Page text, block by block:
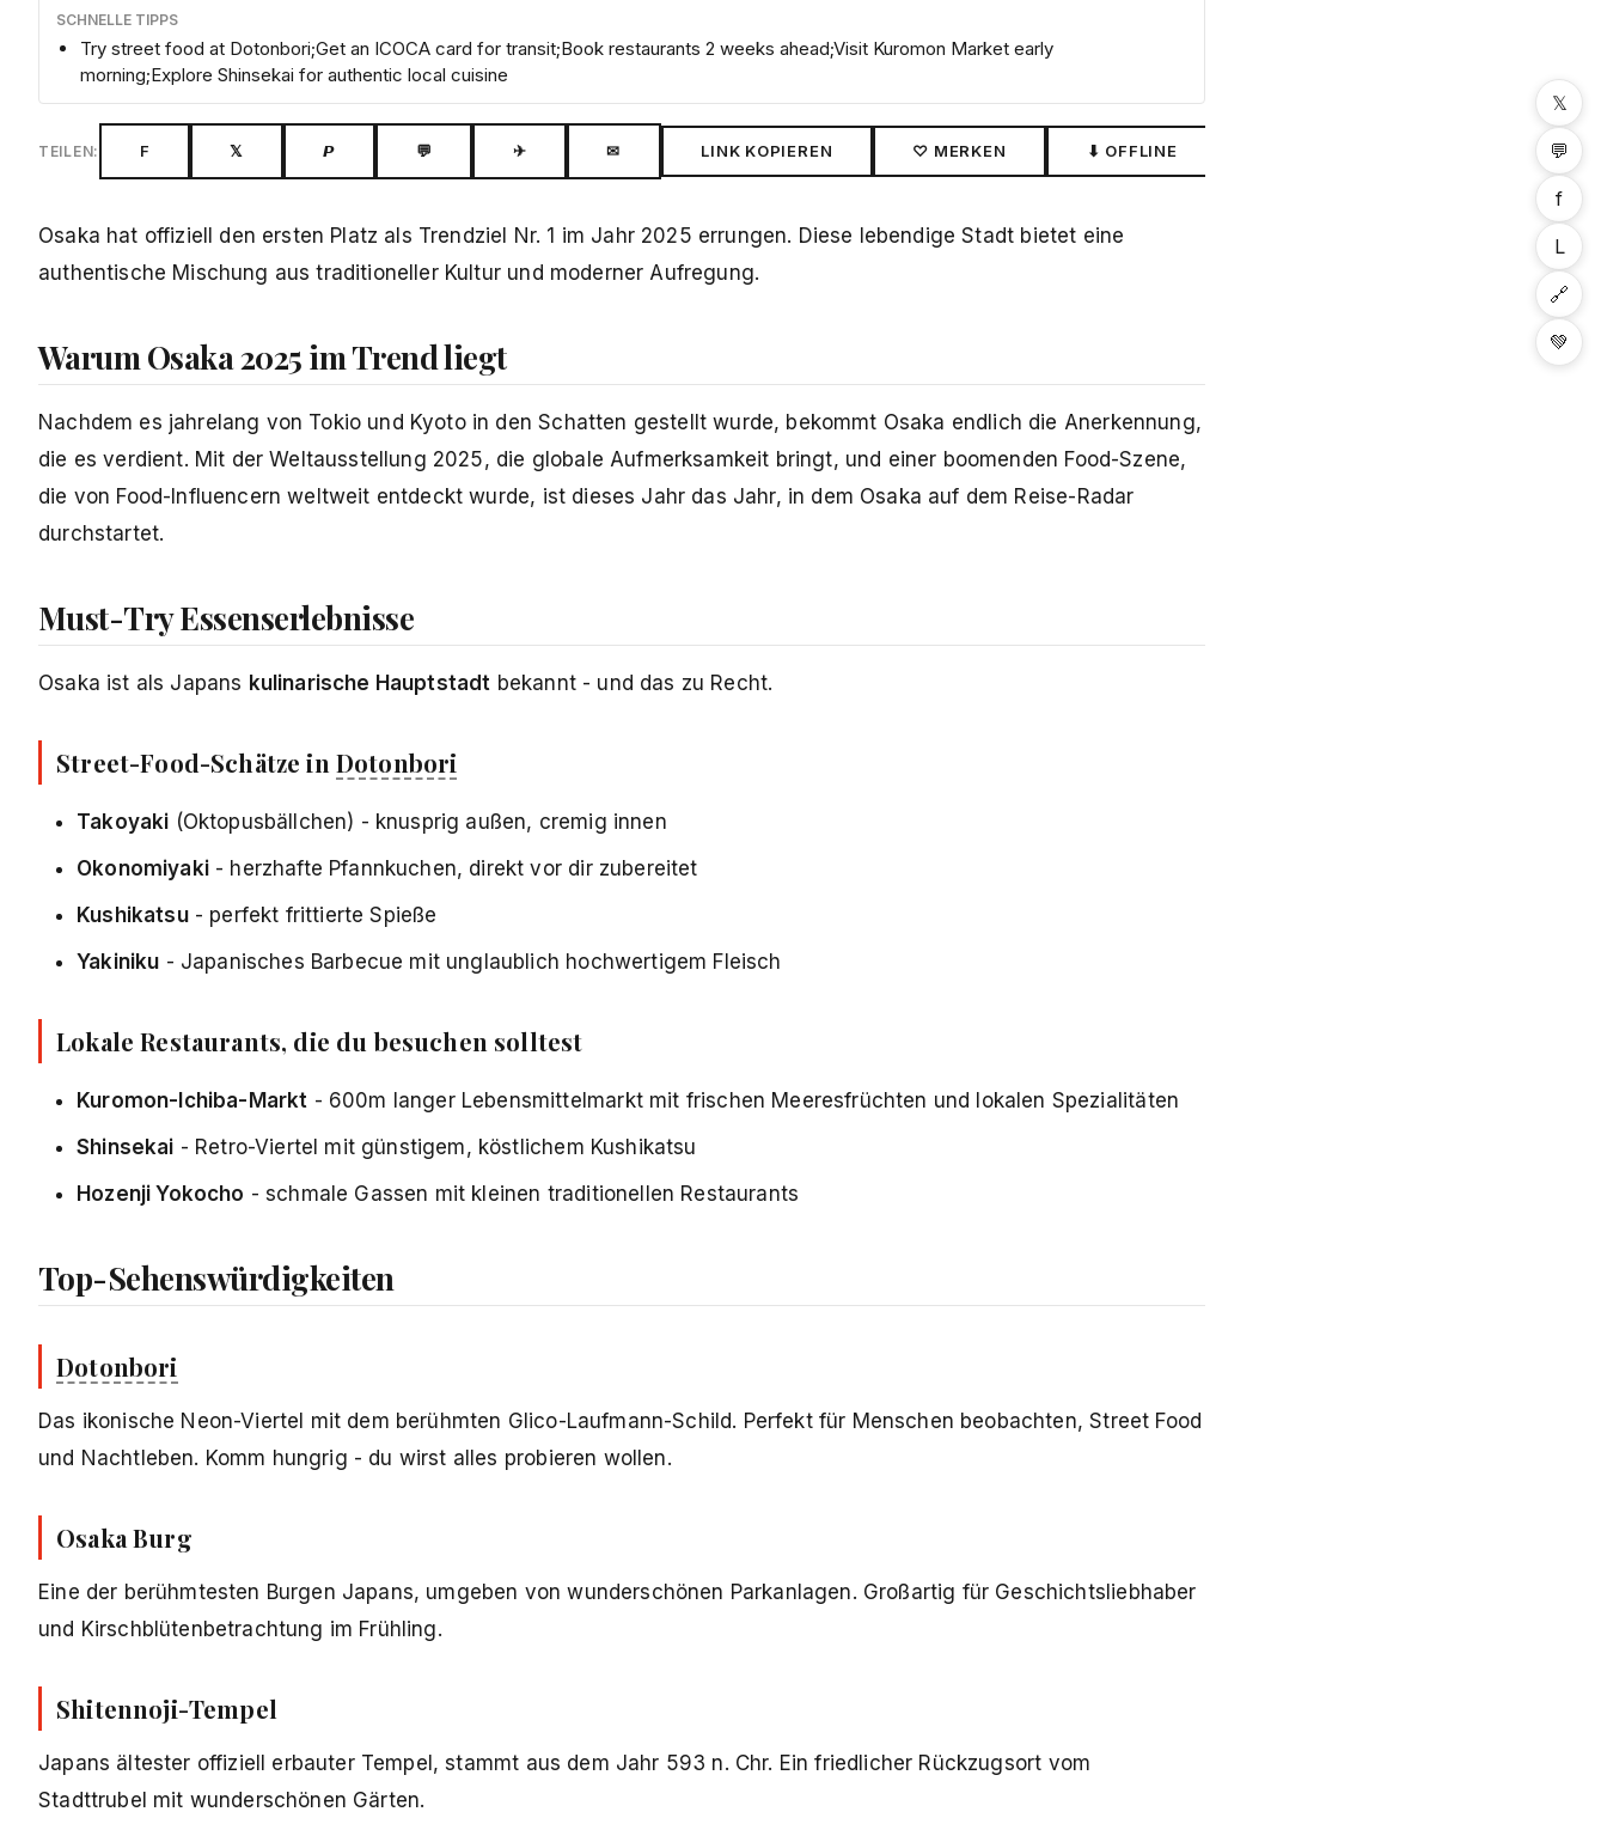
SCHNELLE TIPPS
Try street food at Dotonbori;Get an ICOCA card for transit;Book restaurants 2 weeks ahead;Visit Kuromon Market early
morning;Explore Shinsekai for authentic local cuisine
TEILEN: F 𝕏 𝙋 💬 ✈ ✉ LINK KOPIEREN ♡ MERKEN ⬇ OFFLINE
Osaka hat offiziell den ersten Platz als Trendziel Nr. 1 im Jahr 2025 errungen. Diese lebendige Stadt bietet eine
authentische Mischung aus traditioneller Kultur und moderner Aufregung.
Warum Osaka 2025 im Trend liegt
Nachdem es jahrelang von Tokio und Kyoto in den Schatten gestellt wurde, bekommt Osaka endlich die Anerkennung,
die es verdient. Mit der Weltausstellung 2025, die globale Aufmerksamkeit bringt, und einer boomenden Food-Szene,
die von Food-Influencern weltweit entdeckt wurde, ist dieses Jahr das Jahr, in dem Osaka auf dem Reise-Radar
durchstartet.
Must-Try Essenserlebnisse
Osaka ist als Japans kulinarische Hauptstadt bekannt - und das zu Recht.
Street-Food-Schätze in Dotonbori
Takoyaki (Oktopusbällchen) - knusprig außen, cremig innen
Okonomiyaki- herzhafte Pfannkuchen, direkt vor dir zubereitet
Kushikatsu- perfekt frittierte Spieße
Yakiniku - Japanisches Barbecue mit unglaublich hochwertigem Fleisch
Lokale Restaurants, die du besuchen solltest
Kuromon-Ichiba-Markt - 600m langer Lebensmittelmarkt mit frischen Meeresfrüchten und lokalen Spezialitäten
Shinsekai - Retro-Viertel mit günstigem, köstlichem Kushikatsu
Hozenji Yokocho - schmale Gassen mit kleinen traditionellen Restaurants
Top-Sehenswürdigkeiten
Dotonbori
Das ikonische Neon-Viertel mit dem berühmten Glico-Laufmann-Schild. Perfekt für Menschen beobachten, Street Food
und Nachtleben. Komm hungrig - du wirst alles probieren wollen.
Osaka Burg
Eine der berühmtesten Burgen Japans, umgeben von wunderschönen Parkanlagen. Großartig für Geschichtsliebhaber
und Kirschblütenbetrachtung im Frühling.
Shitennoji-Tempel
Japans ältester offiziell erbauter Tempel, stammt aus dem Jahr 593 n. Chr. Ein friedlicher Rückzugsort vom
Stadttrubel mit wunderschönen Gärten.
𝕏
💬
f
L
🔗
💚